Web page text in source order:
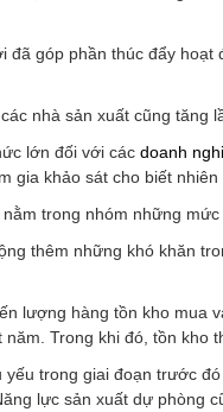
góp phần thúc đẩy
nhà sản xuất cũng
lớn đối với các doanh
gia khảo sát cho biết
trong nhóm những
thêm những khó khăn
lượng hàng tồn kho mua
Trong khi đó, tồn
trong giai đoạn trước
lực sản xuất dự phòng